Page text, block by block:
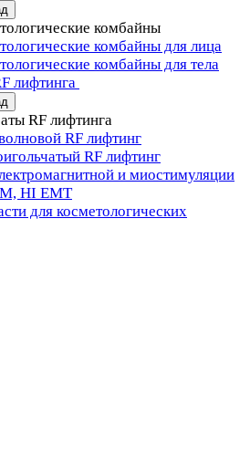
комбайны
комбайны для лица
комбайны для тела
лифтинга
RF лифтинга
RF лифтинг
RF лифтинг
и миостимуляции
HI EMT
для косметологических